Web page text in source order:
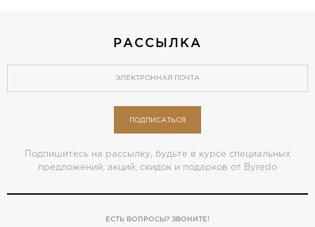
РАССЫЛКА
ПОДПИСАТЬСЯ
Подпишитесь на рассылку, будьте в курсе специальных
предложений, акций, скидок и подарков от Byredo
ЕСТЬ ВОПРОСЫ? ЗВОНИТЕ!